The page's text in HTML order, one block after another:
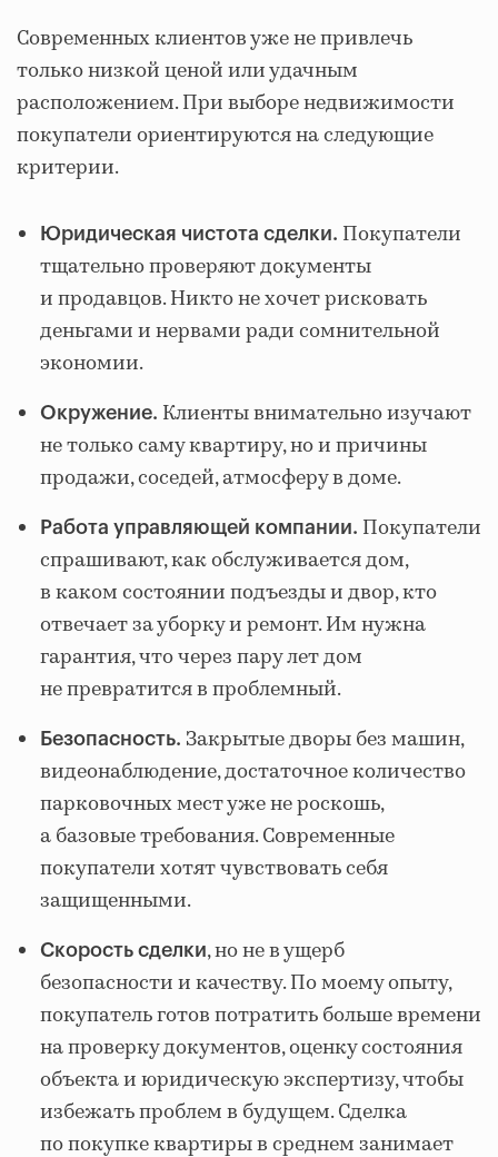
Современных клиентов уже не привлечь
только низкой ценой или удачным
расположением. При выборе недвижимости
покупатели ориентируются на следующие
критерии.
Юридическая чистота сделки. Покупатели
тщательно проверяют документы
и продавцов. Никто не хочет рисковать
деньгами и нервами ради сомнительной
экономии.
Окружение. Клиенты внимательно изучают
не только саму квартиру, но и причины
продажи, соседей, атмосферу в доме.
Работа управляющей компании. Покупатели
спрашивают, как обслуживается дом,
в каком состоянии подъезды и двор, кто
отвечает за уборку и ремонт. Им нужна
гарантия, что через пару лет дом
не превратится в проблемный.
Безопасность. Закрытые дворы без машин,
видеонаблюдение, достаточное количество
парковочных мест уже не роскошь,
а базовые требования. Современные
покупатели хотят чувствовать себя
защищенными.
Скорость сделки, но не в ущерб
безопасности и качеству. По моему опыту,
покупатель готов потратить больше времени
на проверку документов, оценку состояния
объекта и юридическую экспертизу, чтобы
избежать проблем в будущем. Сделка
по покупке квартиры в среднем занимает